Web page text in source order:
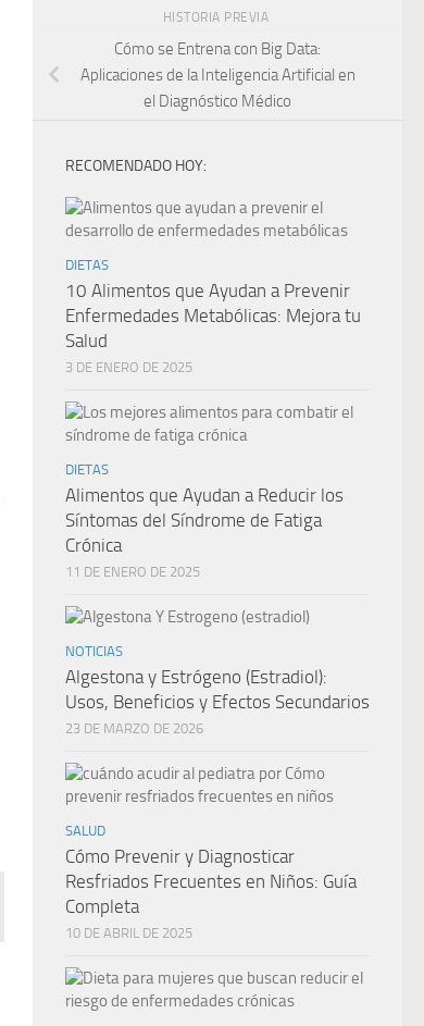
HISTORIA PREVIA
Cómo se Entrena con Big Data:
Aplicaciones de la Inteligencia Artificial en
el Diagnóstico Médico
RECOMENDADO HOY:
DIETAS
10 Alimentos que Ayudan a Prevenir
Enfermedades Metabólicas: Mejora tu
Salud
3 DE ENERO DE 2025
DIETAS
Alimentos que Ayudan a Reducir los
Síntomas del Síndrome de Fatiga
Crónica
11 DE ENERO DE 2025
NOTICIAS
Algestona y Estrógeno (Estradiol):
Usos, Beneficios y Efectos Secundarios
23 DE MARZO DE 2026
SALUD
Cómo Prevenir y Diagnosticar
Resfriados Frecuentes en Niños: Guía
Completa
10 DE ABRIL DE 2025